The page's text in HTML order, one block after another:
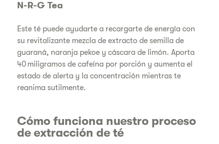
N-R-G Tea
Este té puede ayudarte a recargarte de energía con
su revitalizante mezcla de extracto de semilla de
guaraná, naranja pekoe y cáscara de limón. Aporta
40 miligramos de cafeína por porción y aumenta el
estado de alerta y la concentración mientras te
reanima sutilmente.
Cómo funciona nuestro proceso
de extracción de té